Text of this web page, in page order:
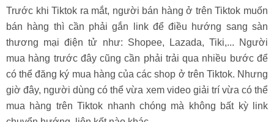
Trước khi Tiktok ra mắt, người bán hàng ở trên Tiktok muốn
bán hàng thì cần phải gắn link để điều hướng sang sàn
thương mại điện tử như: Shopee, Lazada, Tiki,... Người
mua hàng trước đây cũng cần phải trải qua nhiều bước để
có thể đăng ký mua hàng của các shop ở trên Tiktok. Nhưng
giờ đây, người dùng có thể vừa xem video giải trí vừa có thể
mua hàng trên Tiktok nhanh chóng mà không bất kỳ link